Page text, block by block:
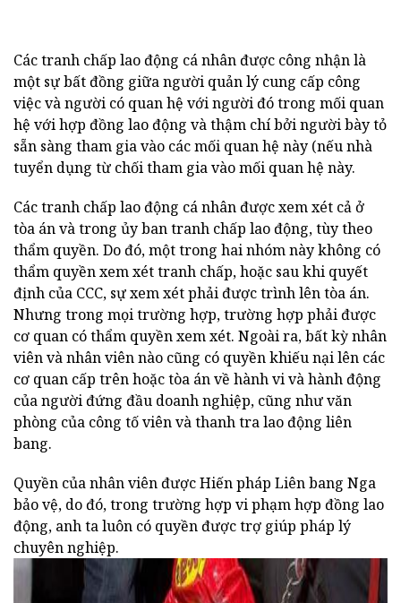
Các tranh chấp lao động cá nhân được công nhận là
một sự bất đồng giữa người quản lý cung cấp công
việc và người có quan hệ với người đó trong mối quan
hệ với hợp đồng lao động và thậm chí bởi người bày tỏ
sẵn sàng tham gia vào các mối quan hệ này (nếu nhà
tuyển dụng từ chối tham gia vào mối quan hệ này.
Các tranh chấp lao động cá nhân được xem xét cả ở
tòa án và trong ủy ban tranh chấp lao động, tùy theo
thẩm quyền. Do đó, một trong hai nhóm này không có
thẩm quyền xem xét tranh chấp, hoặc sau khi quyết
định của CCC, sự xem xét phải được trình lên tòa án.
Nhưng trong mọi trường hợp, trường hợp phải được
cơ quan có thẩm quyền xem xét. Ngoài ra, bất kỳ nhân
viên và nhân viên nào cũng có quyền khiếu nại lên các
cơ quan cấp trên hoặc tòa án về hành vi và hành động
của người đứng đầu doanh nghiệp, cũng như văn
phòng của công tố viên và thanh tra lao động liên
bang.
Quyền của nhân viên được Hiến pháp Liên bang Nga
bảo vệ, do đó, trong trường hợp vi phạm hợp đồng lao
động, anh ta luôn có quyền được trợ giúp pháp lý
chuyên nghiệp.